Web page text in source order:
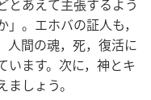
とあえて主張するよう
。エホバの証人も，
人間の魂，死，復活に
います。次に，神とキ
しょう。